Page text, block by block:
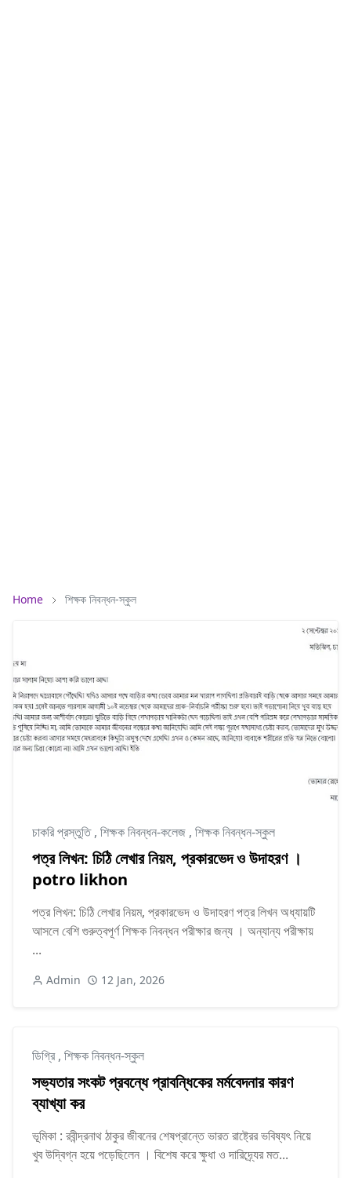
Home শিক্ষক নিবন্ধন-স্কুল
চাকরি প্রস্তুতি, শিক্ষক নিবন্ধন-কলেজ , শিক্ষক নিবন্ধন-স্কুল
পত্র লিখন: চিঠি লেখার নিয়ম, প্রকারভেদ ও উদাহরণ ।
potro likhon
পত্র লিখন: চিঠি লেখার নিয়ম, প্রকারভেদ ও উদাহরণ পত্র লিখন অধ্যায়টি
আসলে বেশি গুরুত্বপূর্ণ শিক্ষক নিবন্ধন পরীক্ষার জন্য । অন্যান্য পরীক্ষায়
...
Admin 12 Jan, 2026
ডিগ্রি, শিক্ষক নিবন্ধন-স্কুল
সভ্যতার সংকট প্রবন্ধে প্রাবন্ধিকের মর্মবেদনার কারণ
ব্যাখ্যা কর
ভূমিকা : রবীন্দ্রনাথ ঠাকুর জীবনের শেষপ্রান্তে ভারত রাষ্ট্রের ভবিষ্যৎ নিয়ে
খুব উদ্বিগ্ন হয়ে পড়েছিলেন । বিশেষ করে ক্ষুধা ও দারিদ্র্যের মত...